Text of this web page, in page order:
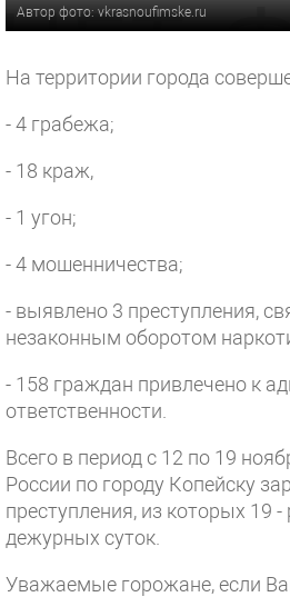
Автор фото: vkrasnoufimske.ru
На территории города
- 4 грабежа;
- 18 краж,
- 1 угон;
- 4 мошенничества;
- выявлено 3 преступления,
незаконным оборотом
- 158 граждан привлечено к
ответственности.
Всего в период с 12 по 19
России по городу Копейску
преступления, из которых 19
дежурных суток.
Уважаемые горожане, если